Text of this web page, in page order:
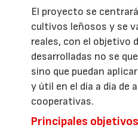
El proyecto se
cultivos leñosos y se
reales, con el objetivo
desarrolladas no se
sino que puedan
y útil en el día a día de
cooperativas.
Principales objetivos